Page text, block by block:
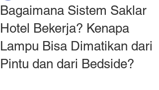
Bagaimana Sistem Saklar
Hotel Bekerja? Kenapa
Lampu Bisa Dimatikan dari
Pintu dan dari Bedside?